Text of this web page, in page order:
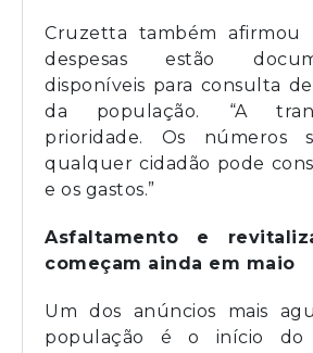
Cruzetta também afirmou
despesas estão
disponíveis para consulta
da população. “A
prioridade. Os números
qualquer cidadão pode
e os gastos.”
Asfaltamento e
começam ainda em maio
Um dos anúncios mais
população é o início do